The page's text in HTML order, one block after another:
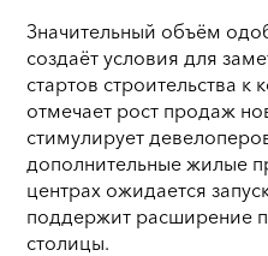
Значительный объём
создаёт условия для
стартов строительства
отмечает рост продаж
стимулирует
дополнительные жилые
центрах ожидается
поддержит расширение
столицы.